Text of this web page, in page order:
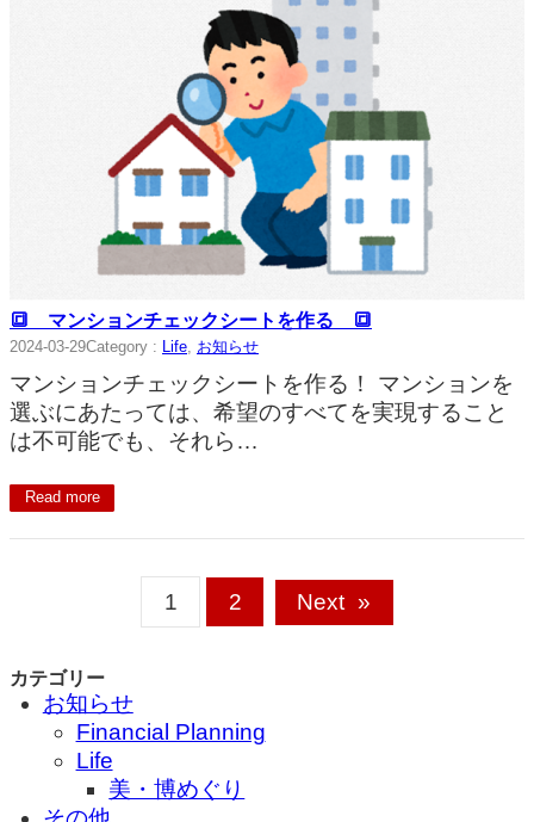
🔳 マンションチェックシートを作る 🔳
2024-03-29Category : Life, お知らせ
マンションチェックシートを作る！ マンションを
選ぶにあたっては、希望のすべてを実現すること
は不可能でも、それら…
Read more
1 2 Next »
カテゴリー
お知らせ
Financial Planning
Life
美・博めぐり